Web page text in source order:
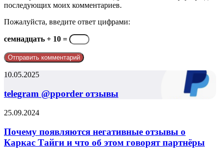
последующих моих комментариев.
Пожалуйста, введите ответ цифрами:
семнадцать + 10 =
telegram
отзывы
10.05.2025
telegram @pporder отзывы
Почему
негативные
отзывы
о
25.09.2024
Почему появляются негативные отзывы о
Каркас Тайги и что об этом говорят партнёры